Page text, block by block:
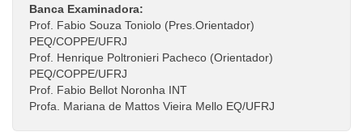
Banca Examinadora:
Prof. Fabio Souza Toniolo (Pres.Orientador)
PEQ/COPPE/UFRJ
Prof. Henrique Poltronieri Pacheco (Orientador)
PEQ/COPPE/UFRJ
Prof. Fabio Bellot Noronha INT
Profa. Mariana de Mattos Vieira Mello EQ/UFRJ